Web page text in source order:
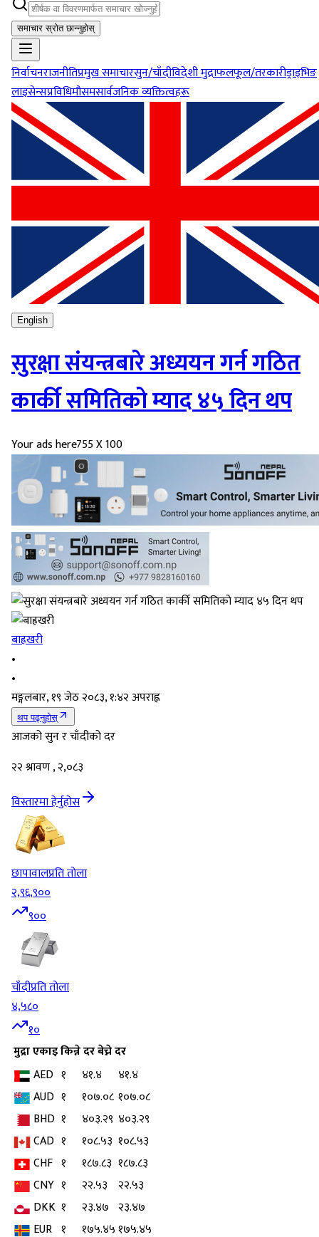
समाचार स्रोत छान्नुहोस्
निर्वाचनराजनीतिप्रमुख समाचारसुन/चाँदीविदेशी मुद्राफलफूल/तरकारीड्राइभिङ
लाइसेन्सप्रविधिमौसमसार्वजनिक व्यक्तित्वहरू
English
सुरक्षा संयन्त्रबारे अध्ययन गर्न गठित
कार्की समितिको म्याद ४५ दिन थप
Your ads here755 X 100
बाह्रखरी
•
•
मङ्गलबार, १९ जेठ २०८३, १:४२ अपराह्न
थप पढ्नुहोस्
आजको सुन र चाँदीको दर
२२ श्रावण , २,०८३
विस्तारमा हेर्नुहोस
छापावालप्रति तोला
२,९६,९००
९००
चाँदीप्रति तोला
४,५८०
१०
मुद्राएकाइकिन्ने दरबेच्ने दर
AED १ ४१.४
४१.४
AUD १ १०७.०८ १०७.०८
BHD १ ४०३.२९ ४०३.२९
CAD १ १०८.५३ १०८.५३
CHF १ १८७.८३ १८७.८३
CNY १ २२.५३
२२.५३
DKK १ २३.४७ २३.४७
EUR १ १७५.४५१७५.४५